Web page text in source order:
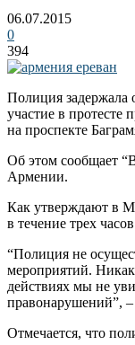
06.07.2015
0
394
Полиция задержала
участие в протесте
на проспекте
Об этом сообщает
Армении.
Как утверждают в
в течение трех
“Полиция не
мероприятий.
действиях мы не
правонарушений”,
Отмечается, что